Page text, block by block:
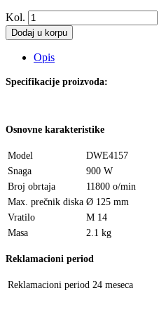
Kol.
Dodaj u korpu
Opis
Specifikacije proizvoda:
Osnovne karakteristike
Model
DWE4157
Snaga
900 W
Broj obrtaja
11800 o/min
Max. prečnik diska Ø 125 mm
Vratilo
M 14
Masa
2.1 kg
Reklamacioni period
Reklamacioni period 24 meseca